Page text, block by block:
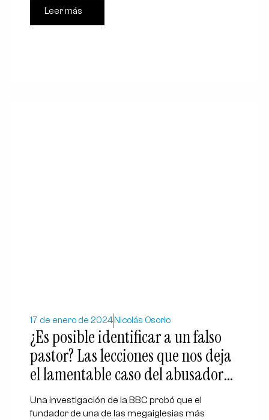
Leer más
17 de enero de 2024 Nicolás Osorio
¿Es posible identificar a un falso
pastor? Las lecciones que nos deja
el lamentable caso del abusador
T.B. Joshua
Una investigación de la BBC probó que el
fundador de una de las megaiglesias más